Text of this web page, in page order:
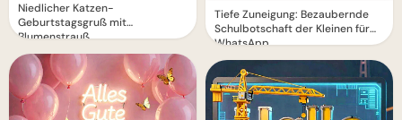
Niedlicher Katzen-
Geburtstagsgruß mit
Blumenstrauß
Tiefe Zuneigung: Bezaubernde
Schulbotschaft der Kleinen für
WhatsApp